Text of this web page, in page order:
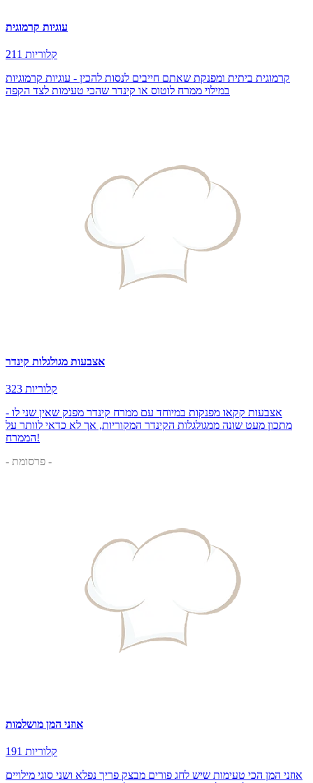
עוגיות קרמוגית
211 קלוריות
קרמוגית ביתית ומפנקת שאתם חייבים לנסות להכין - עוגיות קרמוגיות
במילוי ממרח לוטוס או קינדר שהכי טעימות לצד הקפה
אצבעות מגולגלות קינדר
323 קלוריות
אצבעות קקאו מפנקות במיוחד עם ממרח קינדר מפנק שאין שני לו -
מתכון מעט שונה ממגולגלות הקינדר המקוריות, אך לא כדאי לוותר על
הממרח!
- פרסומת -
אוזני המן מושלמות
191 קלוריות
אוזני המן הכי טעימות שיש לחג פורים מבצק פריך נפלא ושני סוגי מילויים